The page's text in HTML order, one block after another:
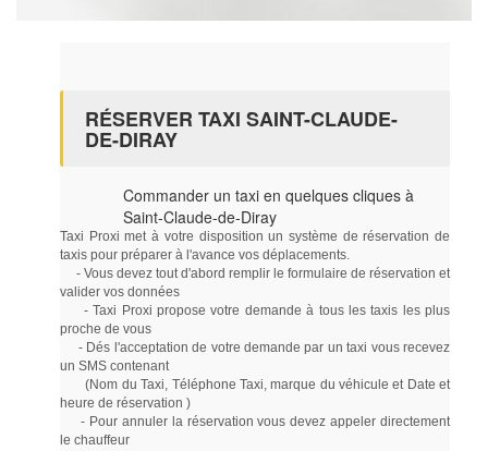
RÉSERVER TAXI SAINT-CLAUDE-
DE-DIRAY
Commander un taxi en quelques cliques à
Saint-Claude-de-Diray
Taxi Proxi met à votre disposition un système de réservation de
taxis pour préparer à l'avance vos déplacements.
- Vous devez tout d'abord remplir le formulaire de réservation et
valider vos données
- Taxi Proxi propose votre demande à tous les taxis les plus
proche de vous
- Dés l'acceptation de votre demande par un taxi vous recevez
un SMS contenant
(Nom du Taxi, Téléphone Taxi, marque du véhicule et Date et
heure de réservation )
- Pour annuler la réservation vous devez appeler directement
le chauffeur